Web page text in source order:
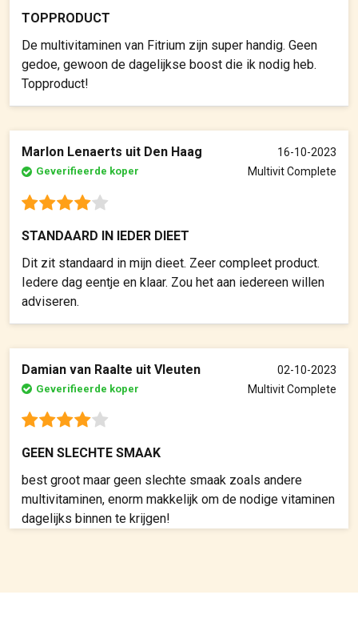
TOPPRODUCT
De multivitaminen van Fitrium zijn super handig. Geen
gedoe, gewoon de dagelijkse boost die ik nodig heb.
Topproduct!
Marlon Lenaerts uit Den Haag
Geverifieerde koper
16-10-2023
Multivit Complete
STANDAARD IN IEDER DIEET
Dit zit standaard in mijn dieet. Zeer compleet product.
Iedere dag eentje en klaar. Zou het aan iedereen willen
adviseren.
Damian van Raalte uit Vleuten
Geverifieerde koper
02-10-2023
Multivit Complete
GEEN SLECHTE SMAAK
best groot maar geen slechte smaak zoals andere
multivitaminen, enorm makkelijk om de nodige vitaminen
dagelijks binnen te krijgen!